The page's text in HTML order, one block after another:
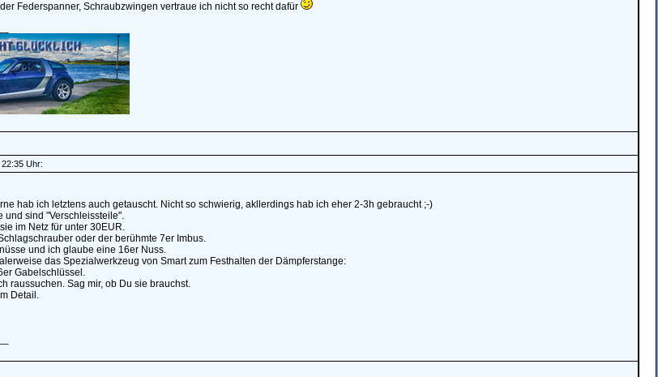
Federspanner, Schraubzwingen vertraue ich nicht so recht dafür
Uhr:
hab ich letztens auch getauscht. Nicht so schwierig, akllerdings hab ich eher 2-3h gebraucht ;-)
und sind "Verschleissteile".
im Netz für unter 30EUR.
oder der berühmte 7er Imbus.
und ich glaube eine 16er Nuss.
das Spezialwerkzeug von Smart zum Festhalten der Dämpferstange:
Gabelschlüssel.
raussuchen. Sag mir, ob Du sie brauchst.
Detail.